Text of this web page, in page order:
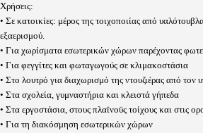
Χρήσεις:
• Σε κατοικίες: μέρος της τοιχοποιίας από
εξαερισμού.
• Για χωρίσματα εσωτερικών χώρων παρέχοντας
• Για φεγγίτες και φωταγωγούς σε κλιμακοστάσια
• Στο λουτρό για διαχωρισμό της ντουζιέρας από τον
• Στα σχολεία, γυμναστήρια και κλειστά γήπεδα
• Στα εργοστάσια, στους πλαϊνοϋς τοίχους και στις
• Για τη διακόσμηση εσωτερικών χώρων